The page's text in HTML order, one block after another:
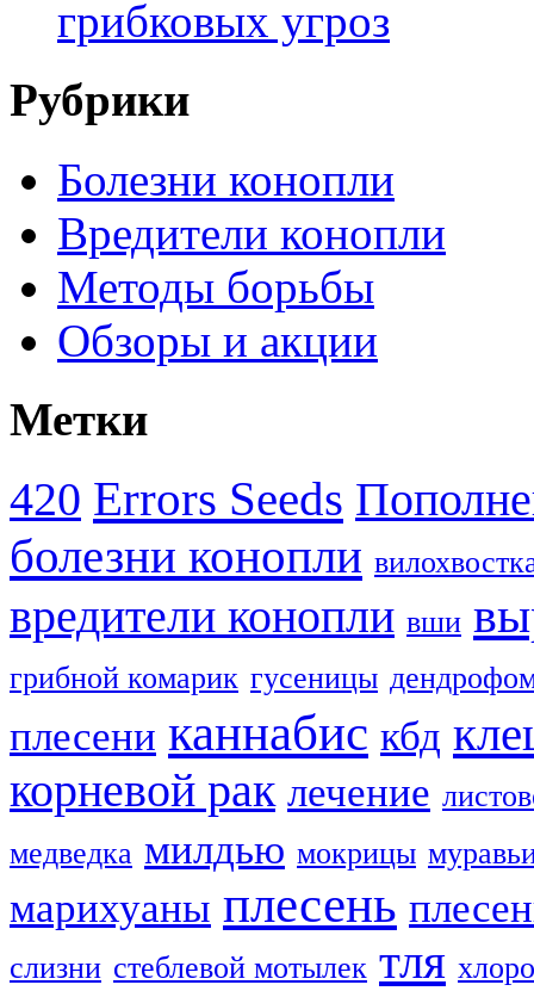
грибковых угроз
Рубрики
Болезни конопли
Вредители конопли
Методы борьбы
Обзоры и акции
Метки
420 Errors Seeds
болезни конопли
вредители конопли вши
грибной комарик гусеницы
плесени каннабис кбд
корневой рак лечение
медведка милдью мокрицы
марихуаны плесень
слизни стеблевой мотылек тля